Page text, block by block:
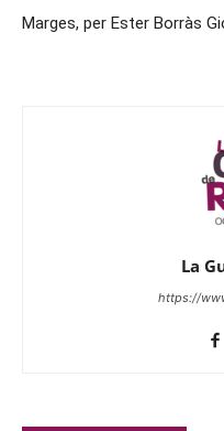
Marges, per Ester Borràs
La
https://